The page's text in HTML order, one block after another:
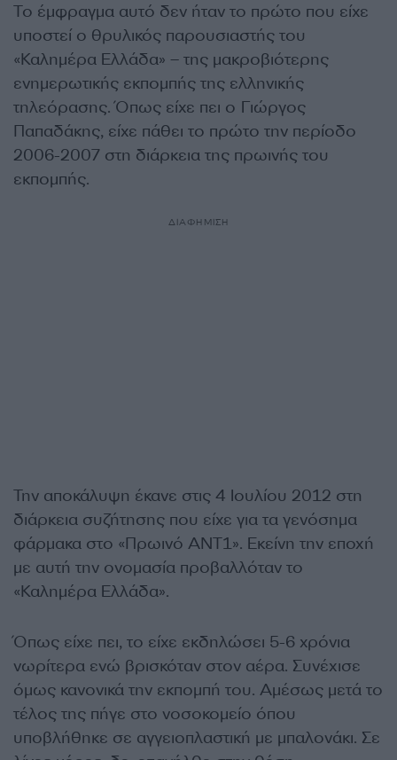
Το έμφραγμα αυτό δεν ήταν το πρώτο που είχε
υποστεί ο θρυλικός παρουσιαστής του
«Καλημέρα Ελλάδα» – της μακροβιότερης
ενημερωτικής εκπομπής της ελληνικής
τηλεόρασης. Όπως είχε πει ο Γιώργος
Παπαδάκης, είχε πάθει το πρώτο την περίοδο
2006-2007 στη διάρκεια της πρωινής του
εκπομπής.
ΔΙΑΦΗΜΙΣΗ
Την αποκάλυψη έκανε στις 4 Ιουλίου 2012 στη
διάρκεια συζήτησης που είχε για τα γενόσημα
φάρμακα στο «Πρωινό ΑΝΤ1». Εκείνη την εποχή
με αυτή την ονομασία προβαλλόταν το
«Καλημέρα Ελλάδα».
Όπως είχε πει, το είχε εκδηλώσει 5-6 χρόνια
νωρίτερα ενώ βρισκόταν στον αέρα. Συνέχισε
όμως κανονικά την εκπομπή του. Αμέσως μετά το
τέλος της πήγε στο νοσοκομείο όπου
υποβλήθηκε σε αγγειοπλαστική με μπαλονάκι. Σε